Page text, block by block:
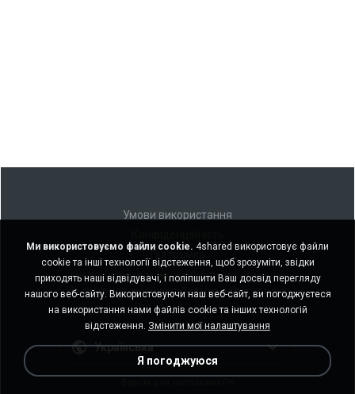
Умови використання
Не продавати мою особисту інформацію
Не ділитися моєю особистою інформацією
Українська
Ми використовуємо файли cookie. 4shared використовує файли
cookie та інші технології відстеження, щоб зрозуміти, звідки
приходять наші відвідувачі, і поліпшити Ваш досвід перегляду
нашого веб-сайту. Використовуючи наш веб-сайт, ви погоджуєтеся
на використання нами файлів cookie та інших технологій
відстеження. Змінити мої налаштування
Я погоджуюся